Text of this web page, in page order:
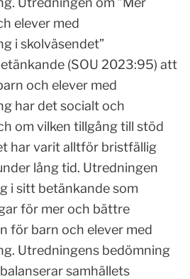
elever med
i skolväsendet”
(SOU 2023:95) att
och elever med
har det socialt och
om vilken tillgång till stöd
har varit alltför bristfällig
lång tid. Utredningen
i sitt betänkande som
för mer och bättre
för barn och elever med
Utredningens bedömning
samhällets